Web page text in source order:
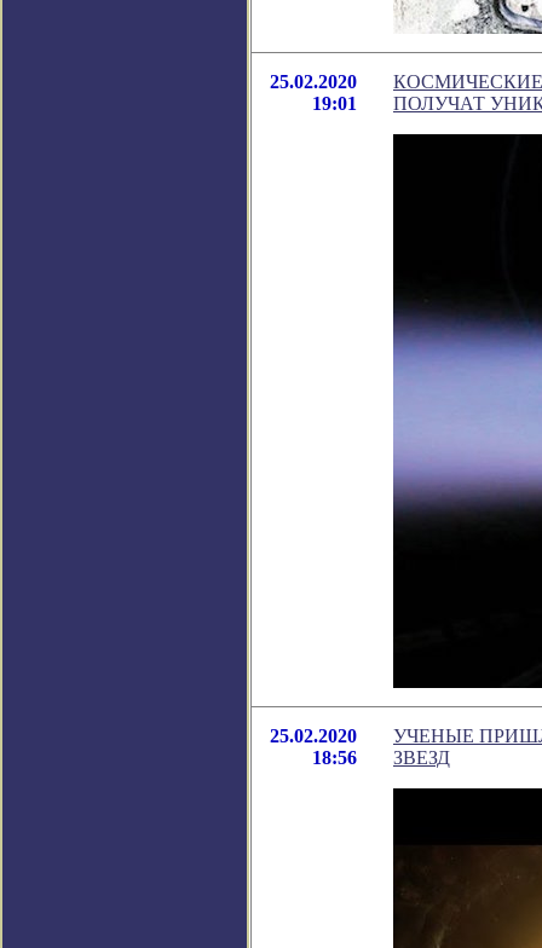
25.02.2020
19:01
ПОЛУЧАТ
25.02.2020
18:56
УЧЕНЫЕ
ЗВЕЗД